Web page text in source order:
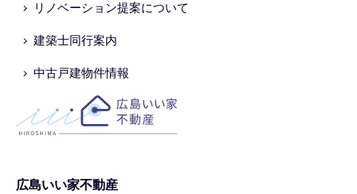
広島いい家不動産
リノベーション提案について
建築士同行案内
中古戸建物件情報